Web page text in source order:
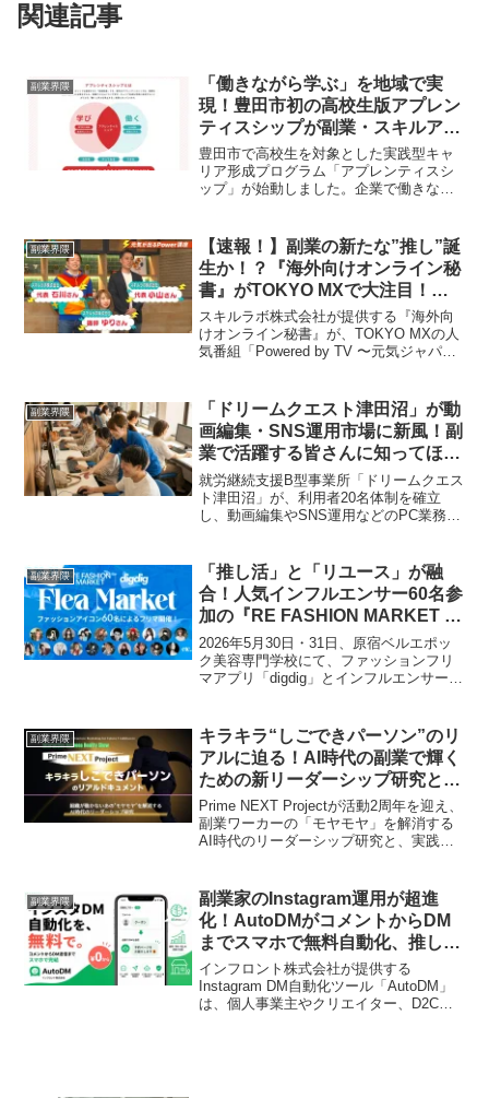
関連記事
副業界隈
「働きながら学ぶ」を地域で実
現！豊田市初の高校生版アプレン
ティスシップが副業・スキルアッ
プのヒントに？
豊田市で高校生を対象とした実践型キャ
リア形成プログラム「アプレンティスシ
ップ」が始動しました。企業で働きなが
える方にとっても、新しい学びと収入の
モデルとなるかもしれません。
副業界隈
【速報！】副業の新たな”推し”誕
生か！？『海外向けオンライン秘
書』がTOKYO MXで大注目！ド
ル建て副業で夢の働き方を叶えよ
う！
スキルラボ株式会社が提供する『海外向
けオンライン秘書』が、TOKYO MXの人
気番組「Powered by TV 〜元気ジャパ
まさに「新しいワーホリ」の形が地上波
ゴールデンで紹介され、副業ファンから
の期待が最高潮に高まっています！
副業界隈
「ドリームクエスト津田沼」が動
画編集・SNS運用市場に新風！副
業で活躍する皆さんに知ってほし
い市場の最新動向
就労継続支援B型事業所「ドリームクエス
ト津田沼」が、利用者20名体制を確立
し、動画編集やSNS運用などのPC業務受
のような影響を与えるのか？副業ファン
必見の最新情報をお届けします。
副業界隈
「推し活」と「リユース」が融
合！人気インフルエンサー60名参
加の『RE FASHION MARKET ×
digdig Flea Market』開催決定！
2026年5月30日・31日、原宿ベルエポッ
ク美容専門学校にて、ファッションフリ
マアプリ「digdig」とインフルエンサーフ
気のファッションアイコン60名が私物を
販売し、ファンは「推し」と直接交流し
ながらトレンドアイテムを手に入れるこ
とができます。推し活とサステナブルな
消費が融合した新体験に注目です。
副業界隈
キラキラ“しごできパーソン”のリ
アルに迫る！AI時代の副業で輝く
ための新リーダーシップ研究と支
援プログラム
Prime NEXT Projectが活動2周年を迎え、
副業ワーカーの「モヤモヤ」を解消する
AI時代のリーダーシップ研究と、実践的
代向けリーダーシップ育成
「Connect16」など、副業ファン必見の
最新情報をお届けします。
副業界隈
副業家のInstagram運用が超進
化！AutoDMがコメントからDM
までスマホで無料自動化、推し活
を加速する神ツール爆誕！
インフロント株式会社が提供する
Instagram DM自動化ツール「AutoDM」
は、個人事業主やクリエイター、D2Cブ